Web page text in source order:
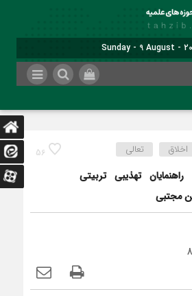
56 اخلاق تعالی
تهذیبی تربیتی
مجتبی